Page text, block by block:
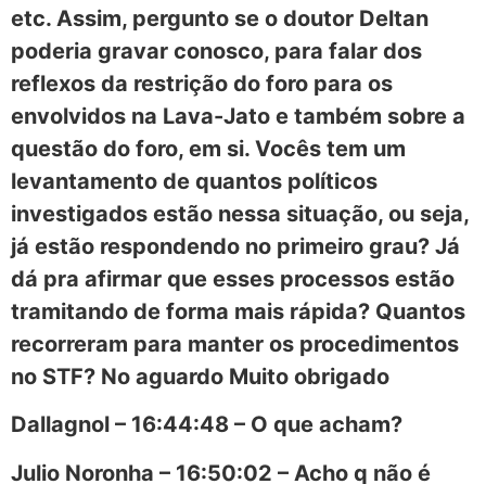
etc. Assim, pergunto se o doutor Deltan
poderia gravar conosco, para falar dos
reflexos da restrição do foro para os
envolvidos na Lava-Jato e também sobre a
questão do foro, em si. Vocês tem um
levantamento de quantos políticos
investigados estão nessa situação, ou seja,
já estão respondendo no primeiro grau? Já
dá pra afirmar que esses processos estão
tramitando de forma mais rápida? Quantos
recorreram para manter os procedimentos
no STF? No aguardo Muito obrigado
Dallagnol – 16:44:48 – O que acham?
Julio Noronha – 16:50:02 – Acho q não é